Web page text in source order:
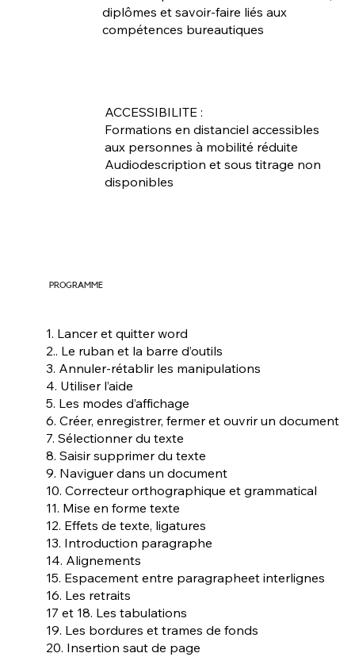
1. Lancer et quitter word
2.. Le ruban et la barre d’outils
3. Annuler-rétablir les manipulations
4. Utiliser l’aide
5. Les modes d’affichage
6. Créer, enregistrer, fermer et ouvrir un document
7. Sélectionner du texte
8. Saisir supprimer du texte
9. Naviguer dans un document
10. Correcteur orthographique et grammatical
11. Mise en forme texte
12. Effets de texte, ligatures
13. Introduction paragraphe
14. Alignements
15. Espacement entre paragrapheet interlignes
16. Les retraits
17 et 18. Les tabulations
19. Les bordures et trames de fonds
20. Insertion saut de page
PROGRAMME
diplômes et savoir-faire liés aux
compétences bureautiques
ACCESSIBILITE :
Formations en distanciel accessibles
aux personnes à mobilité réduite
Audiodescription et sous titrage non
disponibles